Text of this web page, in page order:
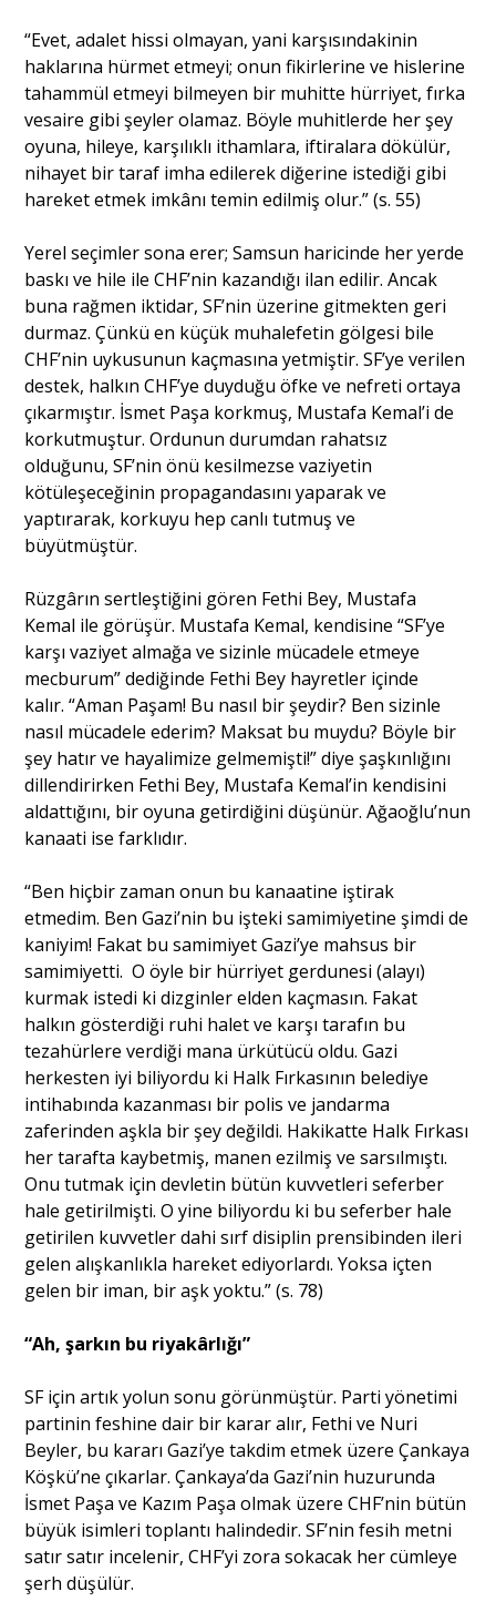
“Evet, adalet hissi olmayan, yani karşısındakinin
haklarına hürmet etmeyi; onun fikirlerine ve hislerine
tahammül etmeyi bilmeyen bir muhitte hürriyet, fırka
vesaire gibi şeyler olamaz. Böyle muhitlerde her şey
oyuna, hileye, karşılıklı ithamlara, iftiralara dökülür,
nihayet bir taraf imha edilerek diğerine istediği gibi
hareket etmek imkânı temin edilmiş olur.” (s. 55)
Yerel seçimler sona erer; Samsun haricinde her yerde
baskı ve hile ile CHF’nin kazandığı ilan edilir. Ancak
buna rağmen iktidar, SF’nin üzerine gitmekten geri
durmaz. Çünkü en küçük muhalefetin gölgesi bile
CHF’nin uykusunun kaçmasına yetmiştir. SF’ye verilen
destek, halkın CHF’ye duyduğu öfke ve nefreti ortaya
çıkarmıştır. İsmet Paşa korkmuş, Mustafa Kemal’i de
korkutmuştur. Ordunun durumdan rahatsız
olduğunu, SF’nin önü kesilmezse vaziyetin
kötüleşeceğinin propagandasını yaparak ve
yaptırarak, korkuyu hep canlı tutmuş ve
büyütmüştür.
Rüzgârın sertleştiğini gören Fethi Bey, Mustafa
Kemal ile görüşür. Mustafa Kemal, kendisine “SF’ye
karşı vaziyet almağa ve sizinle mücadele etmeye
mecburum” dediğinde Fethi Bey hayretler içinde
kalır. “Aman Paşam! Bu nasıl bir şeydir? Ben sizinle
nasıl mücadele ederim? Maksat bu muydu? Böyle bir
şey hatır ve hayalimize gelmemişti!” diye şaşkınlığını
dillendirirken Fethi Bey, Mustafa Kemal’in kendisini
aldattığını, bir oyuna getirdiğini düşünür. Ağaoğlu’nun
kanaati ise farklıdır.
“Ben hiçbir zaman onun bu kanaatine iştirak
etmedim. Ben Gazi’nin bu işteki samimiyetine şimdi de
kaniyim! Fakat bu samimiyet Gazi’ye mahsus bir
samimiyetti. O öyle bir hürriyet gerdunesi (alayı)
kurmak istedi ki dizginler elden kaçmasın. Fakat
halkın gösterdiği ruhi halet ve karşı tarafın bu
tezahürlere verdiği mana ürkütücü oldu. Gazi
herkesten iyi biliyordu ki Halk Fırkasının belediye
intihabında kazanması bir polis ve jandarma
zaferinden aşkla bir şey değildi. Hakikatte Halk Fırkası
her tarafta kaybetmiş, manen ezilmiş ve sarsılmıştı.
Onu tutmak için devletin bütün kuvvetleri seferber
hale getirilmişti. O yine biliyordu ki bu seferber hale
getirilen kuvvetler dahi sırf disiplin prensibinden ileri
gelen alışkanlıkla hareket ediyorlardı. Yoksa içten
gelen bir iman, bir aşk yoktu.” (s. 78)
“Ah, şarkın bu riyakârlığı”
SF için artık yolun sonu görünmüştür. Parti yönetimi
partinin feshine dair bir karar alır, Fethi ve Nuri
Beyler, bu kararı Gazi’ye takdim etmek üzere Çankaya
Köşkü’ne çıkarlar. Çankaya’da Gazi’nin huzurunda
İsmet Paşa ve Kazım Paşa olmak üzere CHF’nin bütün
büyük isimleri toplantı halindedir. SF’nin fesih metni
satır satır incelenir, CHF’yi zora sokacak her cümleye
şerh düşülür.